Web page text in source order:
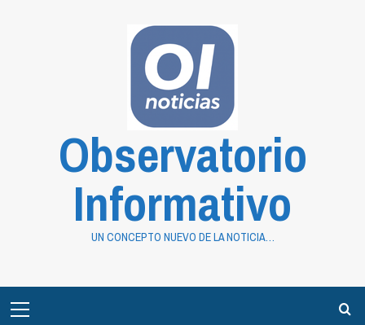
Observatorio
Informativo
UN CONCEPTO NUEVO DE LA NOTICIA…
Menu